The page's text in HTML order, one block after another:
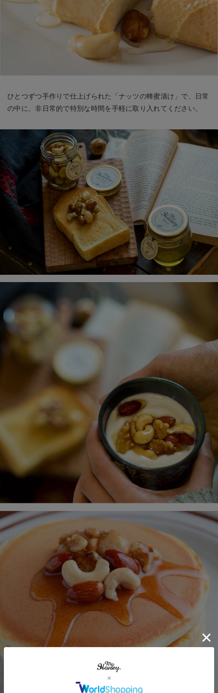
ひとつずつ手作りで仕上げられた「ナッツの蜂蜜漬け」で、日常
の中に、非日常的で特別な時間を手軽に取り入れてください。